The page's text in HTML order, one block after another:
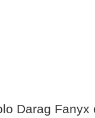
Darag Fanyx